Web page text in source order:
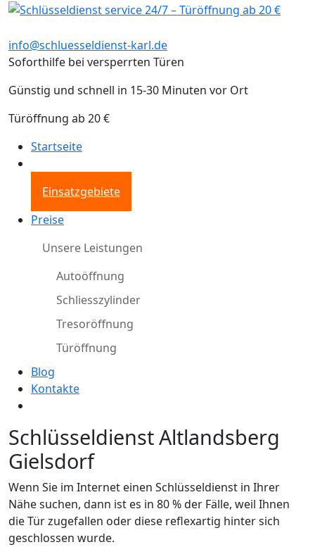
info@schluesseldienst-karl.de
Soforthilfe bei versperrten Türen
Günstig und schnell in 15-30 Minuten vor Ort
Türöffnung ab 20 €
Startseite
Einsatzgebiete
Preise
Unsere Leistungen
Autoöffnung
Schliesszylinder
Tresoröffnung
Türöffnung
Blog
Kontakte
Schlüsseldienst Altlandsberg
Gielsdorf
Wenn Sie im Internet einen Schlüsseldienst in Ihrer
Nähe suchen, dann ist es in 80 % der Fälle, weil Ihnen
die Tür zugefallen oder diese reflexartig hinter sich
geschlossen wurde.